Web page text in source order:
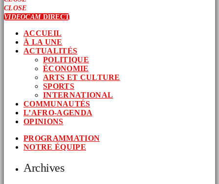
CLOSE
VIDEOCAMDIRECT
ACCUEIL
À LA UNE
ACTUALITÉS
POLITIQUE
ÉCONOMIE
ARTS ET CULTURE
SPORTS
INTERNATIONAL
COMMUNAUTÉS
L’AFRO-AGENDA
OPINIONS
PROGRAMMATION
NOTRE ÉQUIPE
Archives